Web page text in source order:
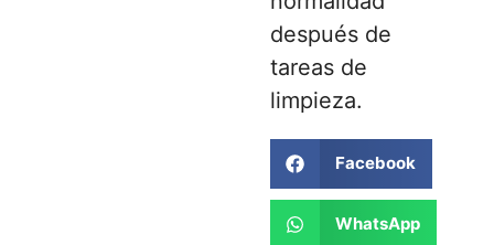
después de
tareas de
limpieza.
Facebook
WhatsApp